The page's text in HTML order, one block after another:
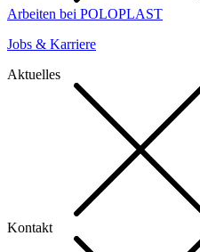
Arbeiten bei POLOPLAST
Jobs & Karriere
Aktuelles
Kontakt